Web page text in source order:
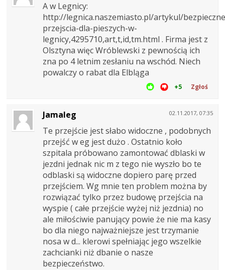
A w Legnicy:
http://legnica.naszemiasto.pl/artykul/
przejscia-dla-pieszych-w-
legnicy,4295710,art,t,id,tm.html . Firma jest z
Olsztyna więc Wróblewski z pewnością ich
zna po 4 letnim zesłaniu na wschód. Niech
powalczy o rabat dla Elbląga
+5 Zgłoś
02.11.2017, 07:35
Jamaleg
Te przejście jest słabo widoczne , podobnych
przejść w eg jest dużo . Ostatnio koło
szpitala próbowano zamontować dblaski w
jezdni jednak nic m z tego nie wyszło bo te
odblaski są widoczne dopiero parę przed
przejściem. Wg mnie ten problem można by
rozwiązać tylko przez budowę przejścia na
wyspie ( całe przejście wyżej niż jezdnia) no
ale miłościwie panujący powie że nie ma kasy
bo dla niego najważniejsze jest trzymanie
nosa w d... klerowi spełniając jego wszelkie
zachcianki niż dbanie o nasze
bezpieczeństwo.